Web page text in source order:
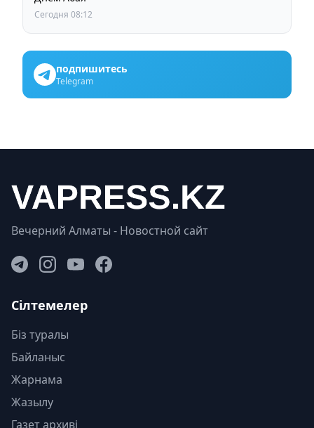
Сегодня 08:12
подпишитесь
Telegram
Вечерний Алматы - Новостной сайт
Сілтемелер
Біз туралы
Байланыс
Жарнама
Жазылу
Газет архиві